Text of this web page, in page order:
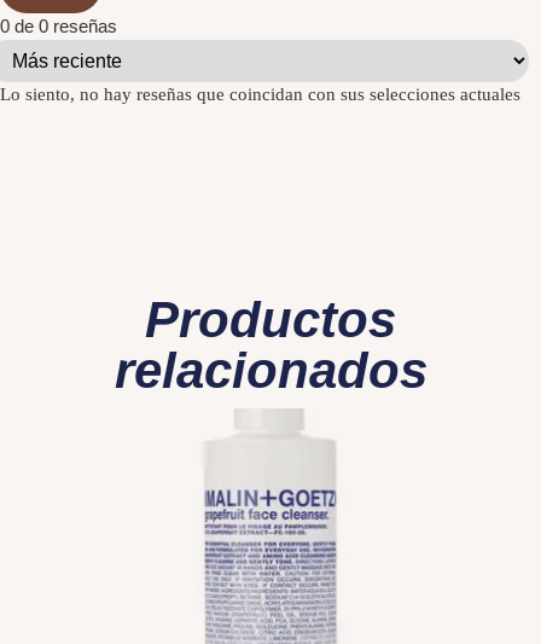
0 de 0 reseñas
Lo siento, no hay reseñas que coincidan con sus selecciones actuales
Productos
relacionados